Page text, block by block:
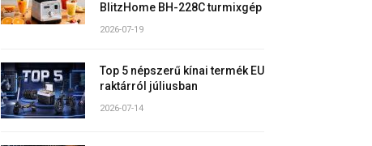
BlitzHome BH-228C turmixgép
2026-07-19
Top 5 népszerű kínai termék EU
raktárról júliusban
2026-07-14